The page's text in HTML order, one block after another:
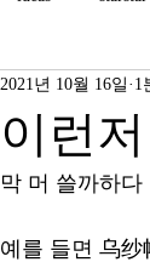
이런
2021년 10월 16일 1
막 머 쓸까하다
예를 들면 乌纱